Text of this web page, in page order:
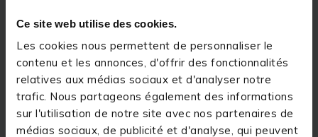
Ce site web utilise des cookies.
Les cookies nous permettent de personnaliser le
contenu et les annonces, d'offrir des fonctionnalités
relatives aux médias sociaux et d'analyser notre
trafic. Nous partageons également des informations
sur l'utilisation de notre site avec nos partenaires de
médias sociaux, de publicité et d'analyse, qui peuvent
nuits blanches d'affilée et dure jusqu'à 10 jours en
mode veille ! Dormez bien dans votre biwy
confortable et ne vous inquiétez pas d'une batterie à
plat !